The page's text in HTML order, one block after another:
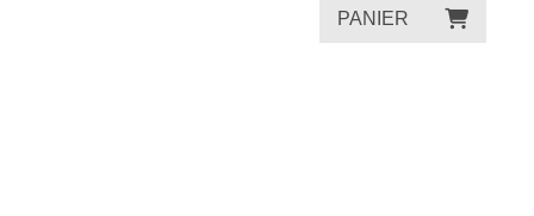
PANIER